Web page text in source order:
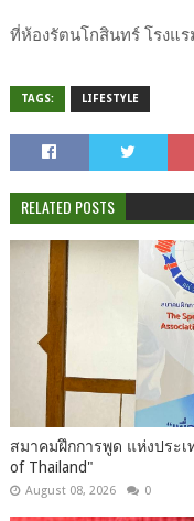
ที่ห้องรัตนโกสินทร์ โรงแร
TAGS: LIFESTYLE
RELATED POSTS
สมาคมฝึกการพูด แห่งประเ
of Thailand"
August 08, 2026 0